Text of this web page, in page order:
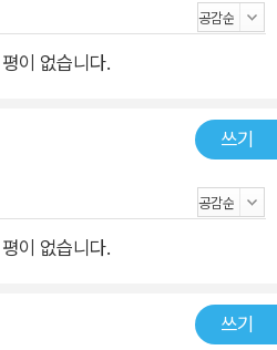
이 없습니다.
쓰기
이 없습니다.
쓰기